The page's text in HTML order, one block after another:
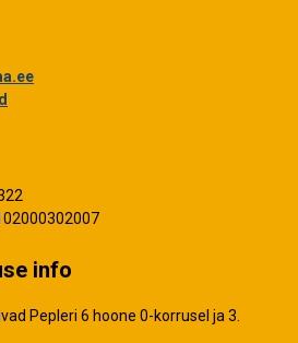
info
Pepleri 6 hoone 0-korrusel ja 3.